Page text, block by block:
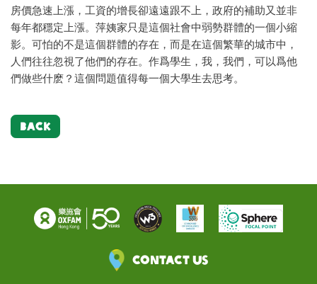
房價急速上漲，工資的增長卻遠遠跟不上，政府的補助又並非
每年都穩定上漲。萍姨家只是這個社會中弱勢群體的一個小縮
影。可怕的不是這個群體的存在，而是在這個繁華的城市中，
人們往往忽視了他們的存在。作爲學生，我，我們，可以爲他
們做些什麽？這個問題值得每一個大學生去思考。
BACK
Contact Us